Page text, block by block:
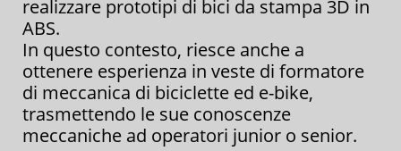
realizzare prototipi di bici da stampa 3D in
ABS.
In questo contesto, riesce anche a
ottenere esperienza in veste di formatore
di meccanica di biciclette ed e-bike,
trasmettendo le sue conoscenze
meccaniche ad operatori junior o senior.